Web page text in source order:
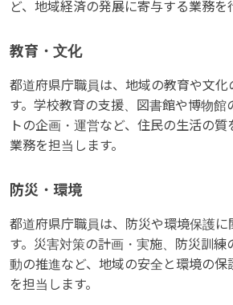
ど、地域経済の発展に寄与する業務を
教育・文化
都道府県庁職員は、地域の教育や文化
す。学校教育の支援、図書館や博物館
トの企画・運営など、住民の生活の
業務を担当します。
防災・環境
都道府県庁職員は、防災や環境保護に
す。災害対策の計画・実施、防災訓練
動の推進など、地域の安全と環境の保
を担当します。